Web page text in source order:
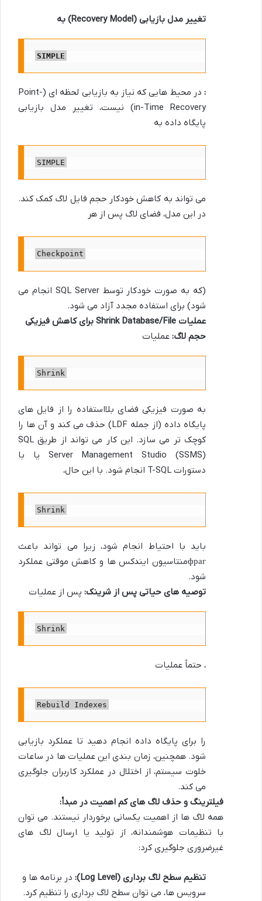
تغییر مدل بازیابی (Recovery Model) به
SIMPLE
:
در محیط هایی که نیاز به بازیابی لحظه ای (Point-
in-Time Recovery) نیست، تغییر مدل بازیابی
پایگاه داده به
SIMPLE
می تواند به کاهش خودکار حجم فایل لاگ کمک کند.
در این مدل، فضای لاگ پس از هر
Checkpoint
(که به صورت خودکار توسط SQL Server انجام می
شود) برای استفاده مجدد آزاد می شود.
عملیات Shrink Database/File برای کاهش فیزیکی
حجم لاگ: عملیات
Shrink
به صورت فیزیکی فضای بلااستفاده را از فایل های
پایگاه داده (از جمله LDF) حذف می کند و آن ها را
کوچک تر می سازد. این کار می تواند از طریق SQL
Server Management Studio (SSMS) یا با
دستورات T-SQL انجام شود. با این حال،
Shrink
باید با احتیاط انجام شود، زیرا می تواند باعث
фрагمنتاسیون ایندکس ها و کاهش موقتی عملکرد
شود.
توصیه های حیاتی پس از شرینک: پس از عملیات
Shrink
، حتماً عملیات
Rebuild Indexes
را برای پایگاه داده انجام دهید تا عملکرد بازیابی
شود. همچنین، زمان بندی این عملیات ها در ساعات
خلوت سیستم، از اختلال در عملکرد کاربران جلوگیری
می کند.
فیلترینگ و حذف لاگ های کم اهمیت در مبدأ:
همه لاگ ها از اهمیت یکسانی برخوردار نیستند. می توان
با تنظیمات هوشمندانه، از تولید یا ارسال لاگ های
غیرضروری جلوگیری کرد:
تنظیم سطح لاگ برداری (Log Level):
در برنامه ها و
سرویس ها، می توان سطح لاگ برداری را تنظیم کرد.